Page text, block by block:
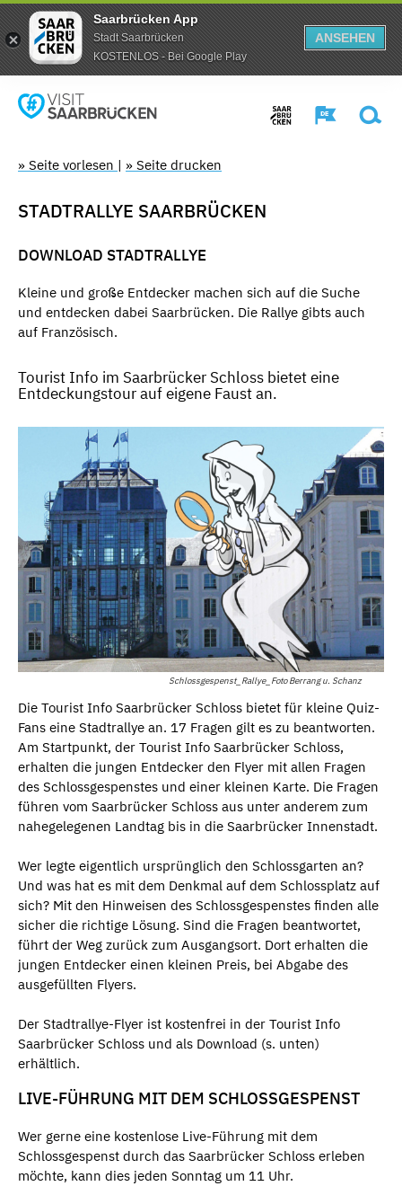
Saarbrücken App
Stadt Saarbrücken
KOSTENLOS - Bei Google Play
ANSEHEN
» Seite vorlesen | » Seite drucken
STADTRALLYE SAARBRÜCKEN
DOWNLOAD STADTRALLYE
Kleine und große Entdecker machen sich auf die Suche
und entdecken dabei Saarbrücken. Die Rallye gibts auch
auf Französisch.
Tourist Info im Saarbrücker Schloss bietet eine
Entdeckungstour auf eigene Faust an.
Schlossgespenst_Rallye_Foto Berrang u. Schanz
Die Tourist Info Saarbrücker Schloss bietet für kleine Quiz-
Fans eine Stadtrallye an. 17 Fragen gilt es zu beantworten.
Am Startpunkt, der Tourist Info Saarbrücker Schloss,
erhalten die jungen Entdecker den Flyer mit allen Fragen
des Schlossgespenstes und einer kleinen Karte. Die Fragen
führen vom Saarbrücker Schloss aus unter anderem zum
nahegelegenen Landtag bis in die Saarbrücker Innenstadt.
Wer legte eigentlich ursprünglich den Schlossgarten an?
Und was hat es mit dem Denkmal auf dem Schlossplatz auf
sich? Mit den Hinweisen des Schlossgespenstes finden alle
sicher die richtige Lösung. Sind die Fragen beantwortet,
führt der Weg zurück zum Ausgangsort. Dort erhalten die
jungen Entdecker einen kleinen Preis, bei Abgabe des
ausgefüllten Flyers.
Der Stadtrallye-Flyer ist kostenfrei in der Tourist Info
Saarbrücker Schloss und als Download (s. unten)
erhältlich.
LIVE-FÜHRUNG MIT DEM SCHLOSSGESPENST
Wer gerne eine kostenlose Live-Führung mit dem
Schlossgespenst durch das Saarbrücker Schloss erleben
möchte, kann dies jeden Sonntag um 11 Uhr.